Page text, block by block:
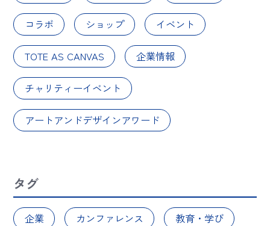
コラボ ショップ イベント
TOTE AS CANVAS 企業情報
チャリティーイベント
アートアンドデザインアワード
タグ
企業 カンファレンス 教育・学び